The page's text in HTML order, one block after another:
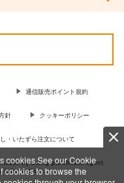
cookies.See our Cookie
cookies to browse the
通信販売ポイント規約
針 クッキーポリシー
・いたずら注文について
by using purchases agent
information …more